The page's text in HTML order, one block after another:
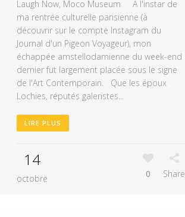
Laugh Now, Moco Museum A l'instar de
ma rentrée culturelle parisienne (à
découvrir sur le compte Instagram du
Journal d'un Pigeon Voyageur), mon
échappée amstellodamienne du week-end
dernier fut largement placée sous le signe
de l'Art Contemporain. Que les époux
Lochies, réputés galeristes...
LIRE PLUS
14
octobre 0 Share